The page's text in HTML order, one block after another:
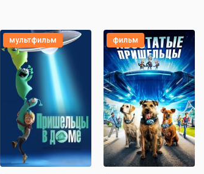
мультфильм фильм